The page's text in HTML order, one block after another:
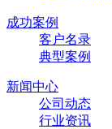
成功案例
客户名录
典型案例
新闻中心
公司动态
行业资讯